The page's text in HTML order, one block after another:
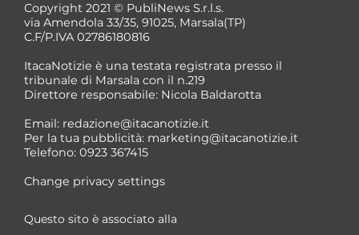
*
Copyright 2021 © PubliNews S.r.l.s.
via Amendola 33/35, 91025, Marsala(TP)
C.F/P.IVA 02786180816
ItacaNotizie è una testata registrata presso il
tribunale di Marsala con il n.219
Direttore responsabile: Nicola Baldarotta
Email: redazione@itacanotizie.it
Per la tua pubblicità: marketing@itacanotizie.it
Telefono: 0923 367415
Change privacy settings
Questo sito è associato alla